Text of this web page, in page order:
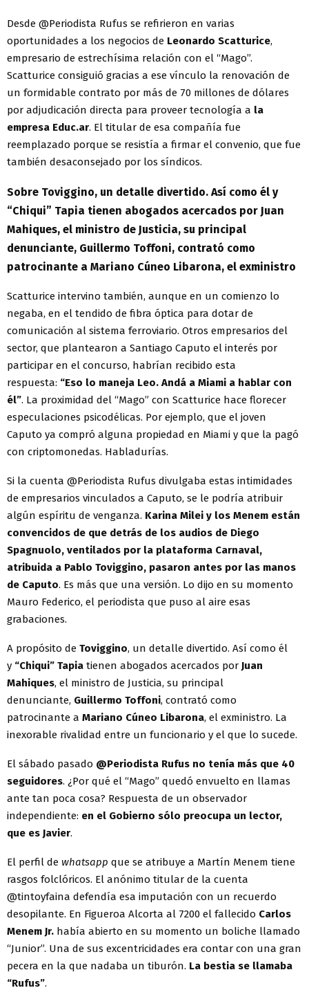
Desde @Periodista Rufus se refirieron en varias
oportunidades a los negocios de Leonardo Scatturice,
empresario de estrechísima relación con el “Mago”.
Scatturice consiguió gracias a ese vínculo la renovación de
un formidable contrato por más de 70 millones de dólares
por adjudicación directa para proveer tecnología a la
empresa Educ.ar. El titular de esa compañía fue
reemplazado porque se resistía a firmar el convenio, que fue
también desaconsejado por los síndicos.
Sobre Toviggino, un detalle divertido. Así como él y
“Chiqui” Tapia tienen abogados acercados por Juan
Mahiques, el ministro de Justicia, su principal
denunciante, Guillermo Toffoni, contrató como
patrocinante a Mariano Cúneo Libarona, el exministro
Scatturice intervino también, aunque en un comienzo lo
negaba, en el tendido de fibra óptica para dotar de
comunicación al sistema ferroviario. Otros empresarios del
sector, que plantearon a Santiago Caputo el interés por
participar en el concurso, habrían recibido esta
respuesta: “Eso lo maneja Leo. Andá a Miami a hablar con
él”. La proximidad del “Mago” con Scatturice hace florecer
especulaciones psicodélicas. Por ejemplo, que el joven
Caputo ya compró alguna propiedad en Miami y que la pagó
con criptomonedas. Habladurías.
Si la cuenta @Periodista Rufus divulgaba estas intimidades
de empresarios vinculados a Caputo, se le podría atribuir
algún espíritu de venganza. Karina Milei y los Menem están
convencidos de que detrás de los audios de Diego
Spagnuolo, ventilados por la plataforma Carnaval,
atribuida a Pablo Toviggino, pasaron antes por las manos
de Caputo. Es más que una versión. Lo dijo en su momento
Mauro Federico, el periodista que puso al aire esas
grabaciones.
A propósito de Toviggino, un detalle divertido. Así como él
y “Chiqui” Tapia tienen abogados acercados por Juan
Mahiques, el ministro de Justicia, su principal
denunciante, Guillermo Toffoni, contrató como
patrocinante a Mariano Cúneo Libarona, el exministro. La
inexorable rivalidad entre un funcionario y el que lo sucede.
El sábado pasado @Periodista Rufus no tenía más que 40
seguidores. ¿Por qué el “Mago” quedó envuelto en llamas
ante tan poca cosa? Respuesta de un observador
independiente: en el Gobierno sólo preocupa un lector,
que es Javier.
El perfil de whatsapp que se atribuye a Martín Menem tiene
rasgos folclóricos. El anónimo titular de la cuenta
@tintoyfaina defendía esa imputación con un recuerdo
desopilante. En Figueroa Alcorta al 7200 el fallecido Carlos
Menem Jr. había abierto en su momento un boliche llamado
“Junior”. Una de sus excentricidades era contar con una gran
pecera en la que nadaba un tiburón. La bestia se llamaba
“Rufus”.